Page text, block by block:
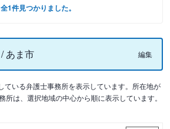
全1件見つかりました。
あま市 編集
ている弁護士事務所を表示しています。所在地が
所は、選択地域の中心から順に表示しています。